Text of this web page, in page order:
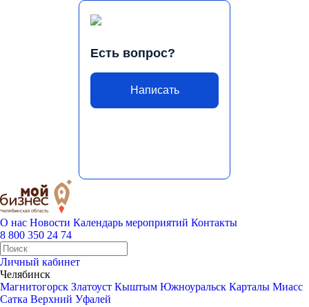
Есть вопрос?
Написать
О нас Новости Календарь мероприятий Контакты
8 800 350 24 74
Личный кабинет
Челябинск
Магнитогорск Златоуст Кыштым Южноуральск Карталы Миасс
Сатка Верхний Уфалей